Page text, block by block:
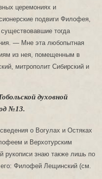
церемониях и
подвиги Филофея,
тогда
— Мне эта любопытная
из нея, помещенным в
митрополит Сибирский и
духовной
№13.
о Вогулах и Остяках
и Верхотурским
рукописи знаю также лишь по
Филофей Лещинский (см.